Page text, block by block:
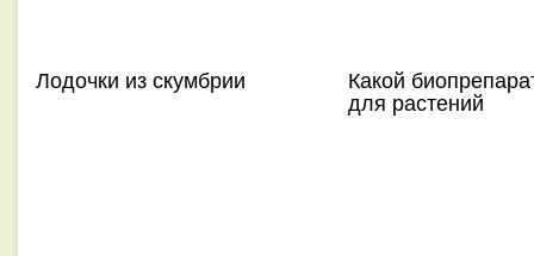
Лодочки из скумбрии Какой
для растений